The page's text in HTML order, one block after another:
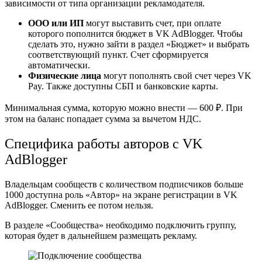
зависимости от типа организации рекламодателя.
ООО или ИП могут выставить счет, при оплате
которого пополнится бюджет в VK AdBlogger. Чтобы
сделать это, нужно зайти в раздел «Бюджет» и выбрать
соответствующий пункт. Счет сформируется
автоматически.
Физические лица могут пополнять свой счет через VK
Pay. Также доступны СБП и банковские карты.
Минимальная сумма, которую можно внести — 600 ₽. При
этом на баланс попадает сумма за вычетом НДС.
Специфика работы авторов с VK
AdBlogger
Владельцам сообществ с количеством подписчиков больше
1000 доступна роль «Автор» на экране регистрации в VK
AdBlogger. Сменить ее потом нельзя.
В разделе «Сообщества» необходимо подключить группу,
которая будет в дальнейшем размещать рекламу.